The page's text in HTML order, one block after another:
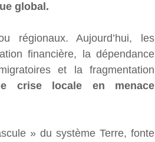
global.
régionaux. Aujourd’hui, les
financière, la dépendance
et la fragmentation
crise locale en menace
» du système Terre, fonte